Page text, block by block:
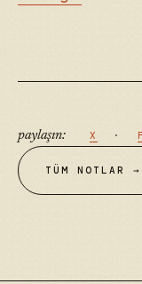
paylaşın: X ·
TÜM NOTLAR →